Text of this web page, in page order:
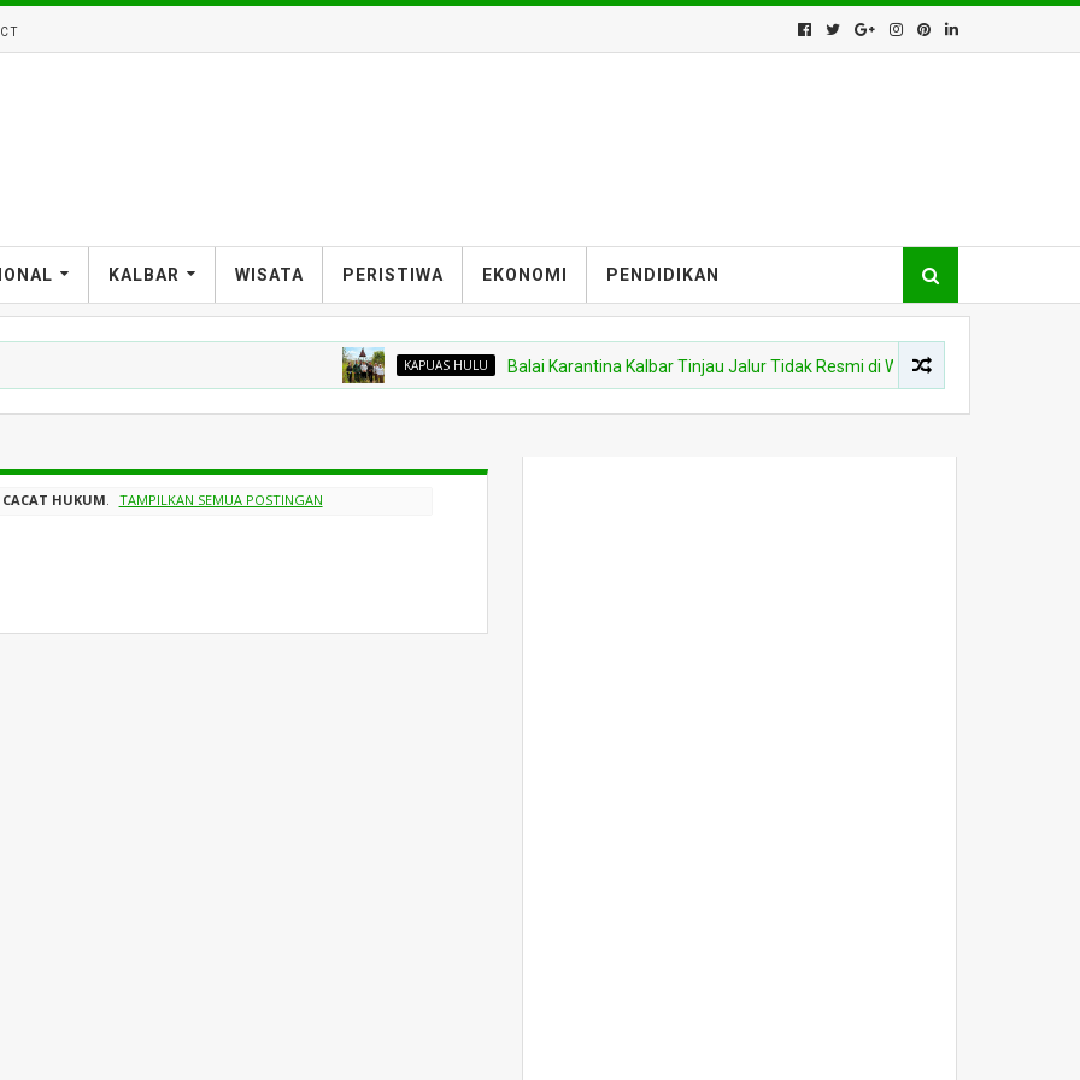
KALBAR WISATA PERISTIWA EKONOMI PENDIDIKAN
KAPUAS HULU Balai Karantina Kalbar Tinjau Jalur Tidak Resmi di Wilayah PLBN Nanga Badau
CACAT HUKUM. TAMPILKAN SEMUA POSTINGAN